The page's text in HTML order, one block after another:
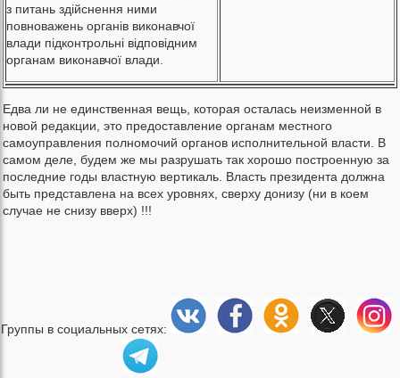
з питань здійснення ними
повноважень органів виконавчої
влади підконтрольні відповідним
органам виконавчої влади.
Едва ли не единственная вещь, которая осталась неизменной в
новой редакции, это предоставление органам местного
самоуправления полномочий органов исполнительной власти. В
самом деле, будем же мы разрушать так хорошо построенную за
последние годы властную вертикаль. Власть президента должна
быть представлена на всех уровнях, сверху донизу (ни в коем
случае не снизу вверх) !!!
Группы в социальных сетях: